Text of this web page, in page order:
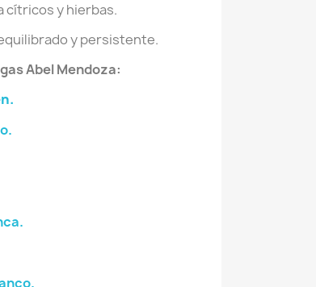
cítricos y hierbas.
y persistente.
Abel Mendoza: